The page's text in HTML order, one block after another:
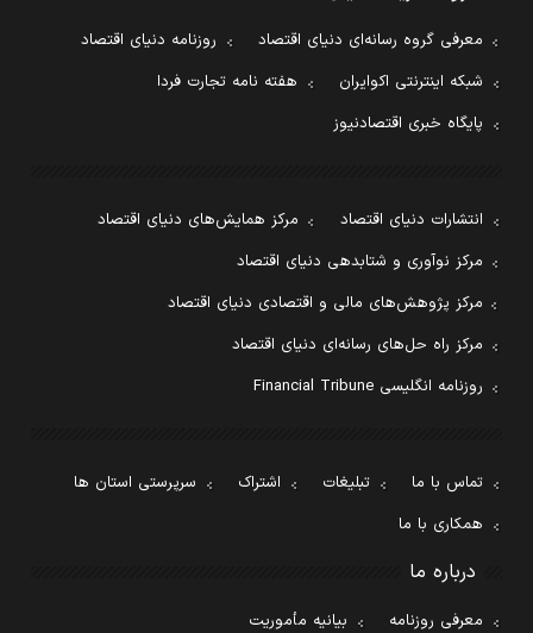
معرفی گروه رسانه‌ای دنیای اقتصاد
روزنامه دنیای اقتصاد
شبکه اینترنتی اکوایران
هفته نامه تجارت فردا
پایگاه خبری اقتصادنیوز
انتشارات دنیای اقتصاد
مرکز همایش‌های دنیای اقتصاد
مرکز نوآوری و شتابدهی دنیای اقتصاد
مرکز پژوهش‌های مالی و اقتصادی دنیای اقتصاد
مرکز راه حل‌های رسانه‌ای دنیای اقتصاد
روزنامه انگلیسی Financial Tribune
تماس با ما تبلیغات اشتراک
سرپرستی استان ها
همکاری با ما
درباره ما
معرفی روزنامه بیانیه مأموریت